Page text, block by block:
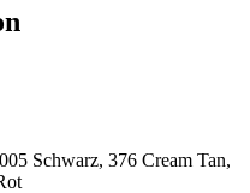
Schwarz, 376 Cream Tan,